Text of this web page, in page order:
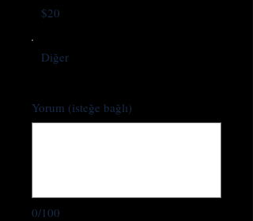
$20
Diğer
0/100
Yorum (isteğe bağlı)